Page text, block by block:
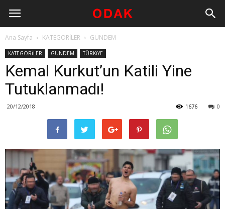
Ana Sayfa KATEGORİLER GÜNDEM
KATEGORİLER GÜNDEM TÜRKİYE
Kemal Kurkut’un Katili Yine
Tutuklanmadı!
20/12/2018 0
1676